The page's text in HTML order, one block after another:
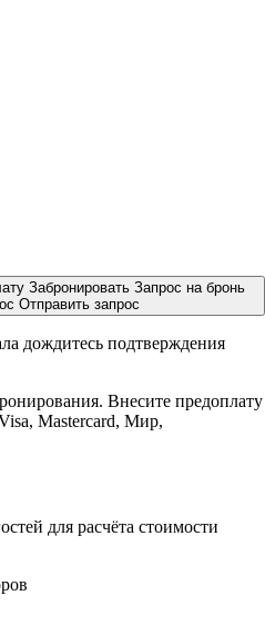
Забронировать Запрос на бронь
Отправить запрос
дождитесь подтверждения
Внесите предоплату
Mastercard, Мир,
для расчёта стоимости